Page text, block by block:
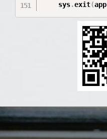
    sys
.exit(app